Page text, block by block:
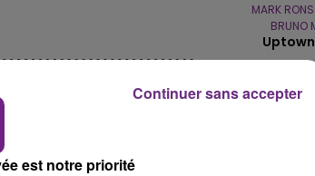
FM
MARK
BRUNO
14h39
14h39
est notre priorité
Continuer sans accepter